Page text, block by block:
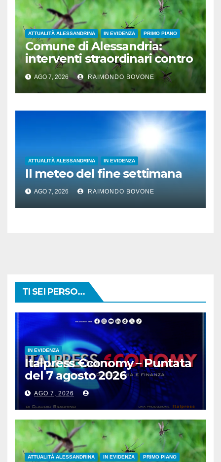
ATTUALITÀ ALESSANDRINA IN EVIDENZA PRIMO PIANO
Comune di Alessandria:
interventi straordinari contro
le zanzare
AGO 7, 2026 RAIMONDO BOVONE
ATTUALITÀ ALESSANDRINA IN EVIDENZA
Il meteo del fine settimana
AGO 7, 2026 RAIMONDO BOVONE
TI SEI PERSO...
IN EVIDENZA
Italpress €conomy – Puntata
del 7 agosto 2026
AGO 7, 2026
ATTUALITÀ ALESSANDRINA IN EVIDENZA PRIMO PIANO